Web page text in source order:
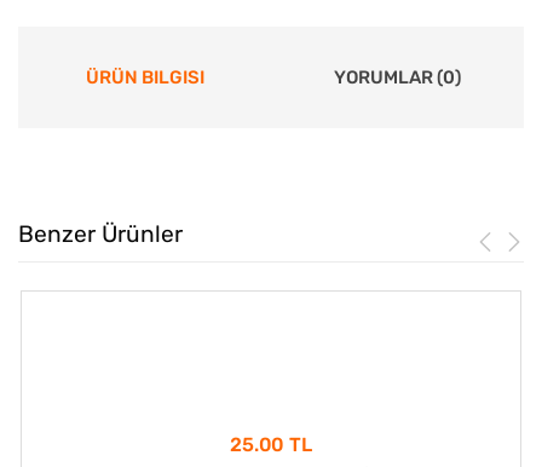
ÜRÜN BILGISI YORUMLAR (0)
Benzer Ürünler
25.00 TL